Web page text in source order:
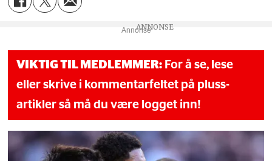
Annonse
VIKTIG TIL MEDLEMMER: For å se, lese
eller skrive i kommentarfeltet på pluss-
artikler så må du være logget inn!